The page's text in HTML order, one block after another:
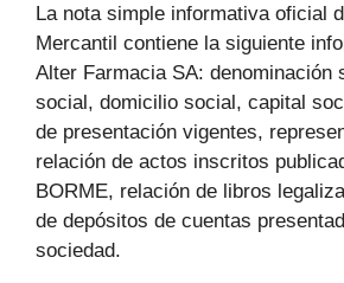
La nota simple informativa oficial
Mercantil contiene la siguiente
Alter Farmacia SA: denominación
social, domicilio social, capital
de presentación vigentes,
relación de actos inscritos
BORME, relación de libros
de depósitos de cuentas
sociedad.